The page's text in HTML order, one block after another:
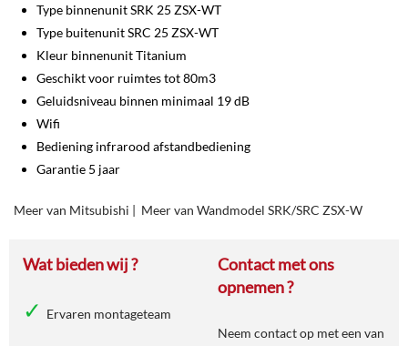
Type binnenunit SRK 25 ZSX-WT
Type buitenunit SRC 25 ZSX-WT
Kleur binnenunit Titanium
Geschikt voor ruimtes tot 80m3
Geluidsniveau binnen minimaal 19 dB
Wifi
Bediening infrarood afstandbediening
Garantie 5 jaar
Meer van Mitsubishi | Meer van Wandmodel SRK/SRC ZSX-W
Wat bieden wij ?
Ervaren montageteam
Contact met ons
opnemen ?
Neem contact op met een van